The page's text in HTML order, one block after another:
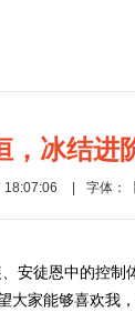
，冰结进
18:07:06 字体：
安徒恩中的控制
家能够喜欢我